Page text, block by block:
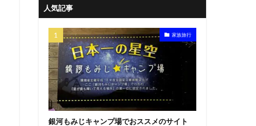
人気記事
家族旅行
銀河もみじキャンプ場でおススメのサイト